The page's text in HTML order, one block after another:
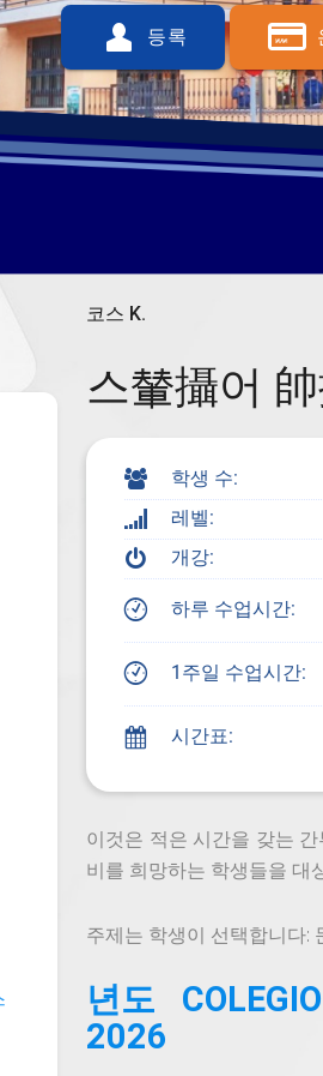
Q 등록 S
코스 K.
스輦攝어
= 학생 수:
Z
레벨:
A
개강:
# 하루 수업시간:
# 1주일 수업시간:
h 시간표:
이것은 적은 시간을 갖는
비를 희망하는 학생들을 대
주제는 학생이 선택합니다:
년도
2026